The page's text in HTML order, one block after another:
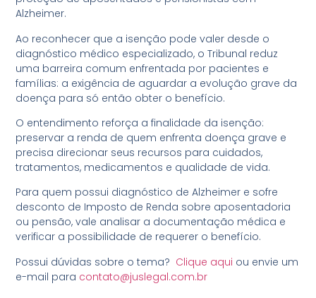
Alzheimer.
Ao reconhecer que a isenção pode valer desde o
diagnóstico médico especializado, o Tribunal reduz
uma barreira comum enfrentada por pacientes e
famílias: a exigência de aguardar a evolução grave da
doença para só então obter o benefício.
O entendimento reforça a finalidade da isenção:
preservar a renda de quem enfrenta doença grave e
precisa direcionar seus recursos para cuidados,
tratamentos, medicamentos e qualidade de vida.
Para quem possui diagnóstico de Alzheimer e sofre
desconto de Imposto de Renda sobre aposentadoria
ou pensão, vale analisar a documentação médica e
verificar a possibilidade de requerer o benefício.
Possui dúvidas sobre o tema? Clique aqui ou envie um
e-mail para contato@juslegal.com.br